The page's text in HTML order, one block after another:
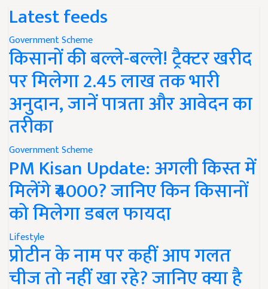
Latest feeds
Government Scheme
किसानों की बल्ले-बल्ले! ट्रैक्टर खरीद
पर मिलेगा 2.45 लाख तक भारी
अनुदान, जानें पात्रता और आवेदन का
तरीका
Government Scheme
PM Kisan Update: अगली किस्त में
मिलेंगे ₹4000? जानिए किन किसानों
को मिलेगा डबल फायदा
Lifestyle
प्रोटीन के नाम पर कहीं आप गलत
चीज तो नहीं खा रहे? जानिए क्या है